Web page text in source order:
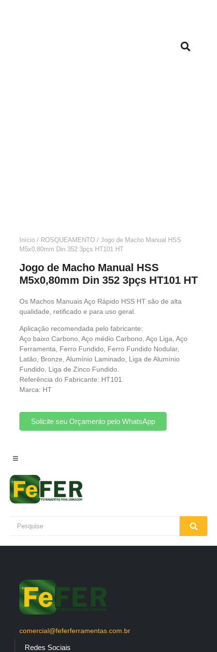
Início / ROSQUEAMENTO / Jogo de Macho Manual HSS
M5x0,80mm Din 352 3pçs HT101 HT
Jogo de Macho Manual HSS
M5x0,80mm Din 352 3pçs HT101 HT
Os Machos Manuais Aço Rápido HSS HT são de alta
qualidade, retificado e para uso geral.
Aplicação recomendada pelo fabricante:
Aço baixo Carbono, Aço médio Carbono, Aço Liga, Aço
Ferramenta, Ferro Fundido, Ferro Fundido Nodular,
Latão, Bronze, Alumínio Laminado, Liga de Alumínio
Fundido, Liga de Zinco Fundido.
Referência do Fabricante: HT101
Marca: HT
Solicite seu Orçamento pelo WhatsApp
comercial@feferferramentas.com.br
Redes Sociais